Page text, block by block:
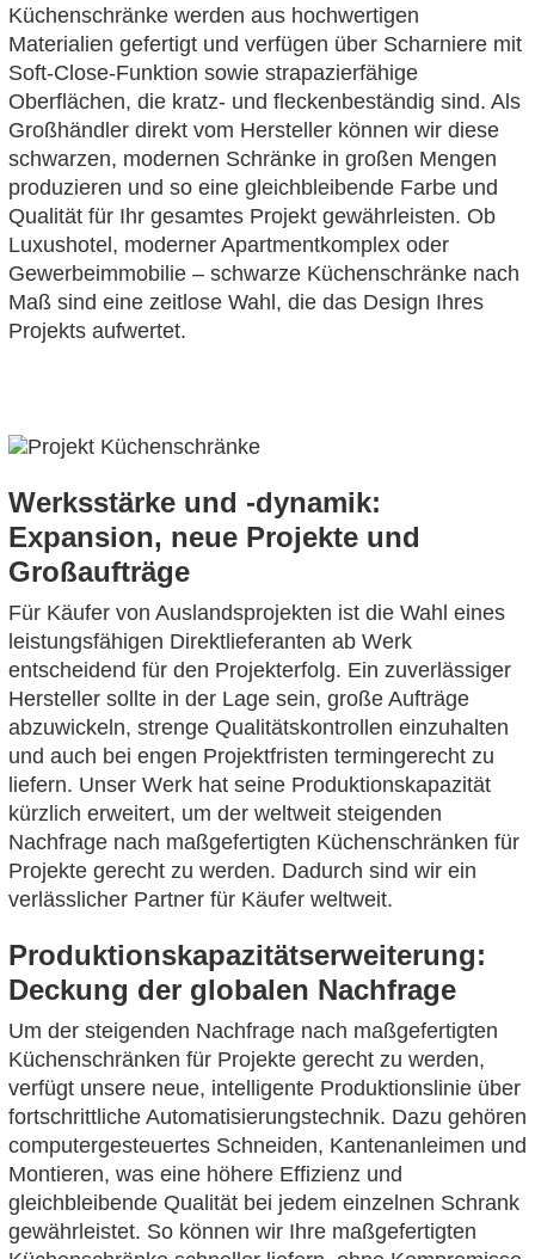
Küchenschränke werden aus hochwertigen
Materialien gefertigt und verfügen über Scharniere mit
Soft-Close-Funktion sowie strapazierfähige
Oberflächen, die kratz- und fleckenbeständig sind. Als
Großhändler direkt vom Hersteller können wir diese
schwarzen, modernen Schränke in großen Mengen
produzieren und so eine gleichbleibende Farbe und
Qualität für Ihr gesamtes Projekt gewährleisten. Ob
Luxushotel, moderner Apartmentkomplex oder
Gewerbeimmobilie – schwarze Küchenschränke nach
Maß sind eine zeitlose Wahl, die das Design Ihres
Projekts aufwertet.
Werksstärke und -dynamik:
Expansion, neue Projekte und
Großaufträge
Für Käufer von Auslandsprojekten ist die Wahl eines
leistungsfähigen Direktlieferanten ab Werk
entscheidend für den Projekterfolg. Ein zuverlässiger
Hersteller sollte in der Lage sein, große Aufträge
abzuwickeln, strenge Qualitätskontrollen einzuhalten
und auch bei engen Projektfristen termingerecht zu
liefern. Unser Werk hat seine Produktionskapazität
kürzlich erweitert, um der weltweit steigenden
Nachfrage nach maßgefertigten Küchenschränken für
Projekte gerecht zu werden. Dadurch sind wir ein
verlässlicher Partner für Käufer weltweit.
Produktionskapazitätserweiterung:
Deckung der globalen Nachfrage
Um der steigenden Nachfrage nach maßgefertigten
Küchenschränken für Projekte gerecht zu werden,
verfügt unsere neue, intelligente Produktionslinie über
fortschrittliche Automatisierungstechnik. Dazu gehören
computergesteuertes Schneiden, Kantenanleimen und
Montieren, was eine höhere Effizienz und
gleichbleibende Qualität bei jedem einzelnen Schrank
gewährleistet. So können wir Ihre maßgefertigten